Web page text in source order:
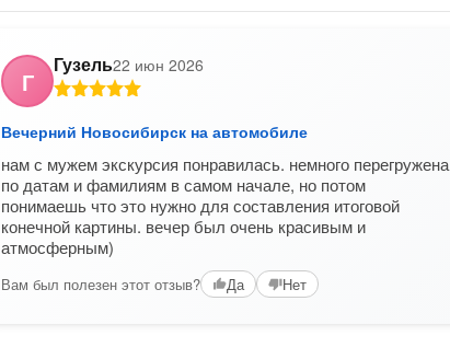
Г
Гузель22 июн 2026
Вечерний Новосибирск на автомобиле
нам с мужем экскурсия понравилась. немного перегружена
по датам и фамилиям в самом начале, но потом
понимаешь что это нужно для составления итоговой
конечной картины. вечер был очень красивым и
атмосферным)
Вам был полезен этот отзыв? Да Нет